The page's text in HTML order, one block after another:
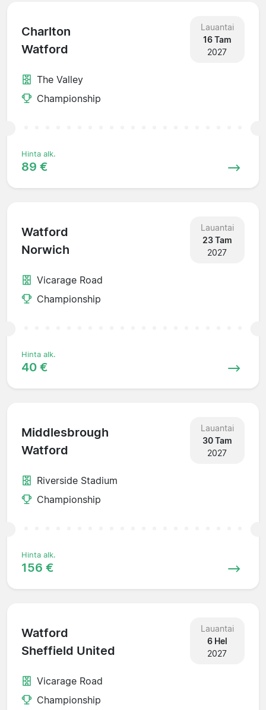
Charlton
Watford
Lauantai
16 Tam
2027
The Valley
Championship
Hinta alk.
89 €
Watford
Norwich
Lauantai
23 Tam
2027
Vicarage Road
Championship
Hinta alk.
40 €
Middlesbrough
Watford
Lauantai
30 Tam
2027
Riverside Stadium
Championship
Hinta alk.
156 €
Watford
Sheffield United
Lauantai
6 Hel
2027
Vicarage Road
Championship